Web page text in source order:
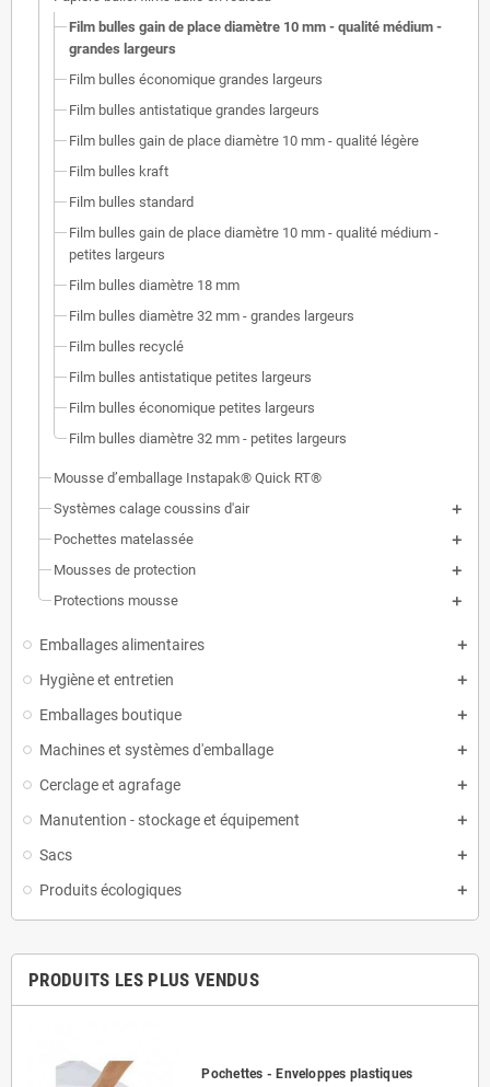
Film bulles gain de place diamètre 10 mm - qualité médium -
grandes largeurs
Film bulles économique grandes largeurs
Film bulles antistatique grandes largeurs
Film bulles gain de place diamètre 10 mm - qualité légère
Film bulles kraft
Film bulles standard
Film bulles gain de place diamètre 10 mm - qualité médium -
petites largeurs
Film bulles diamètre 18 mm
Film bulles diamètre 32 mm - grandes largeurs
Film bulles recyclé
Film bulles antistatique petites largeurs
Film bulles économique petites largeurs
Film bulles diamètre 32 mm - petites largeurs
Mousse d’emballage Instapak® Quick RT®
Systèmes calage coussins d'air
Pochettes matelassée
Mousses de protection
Protections mousse
Emballages alimentaires
Hygiène et entretien
Emballages boutique
Machines et systèmes d'emballage
Cerclage et agrafage
Manutention - stockage et équipement
Sacs
Produits écologiques
PRODUITS LES PLUS VENDUS
Pochettes - Enveloppes plastiques